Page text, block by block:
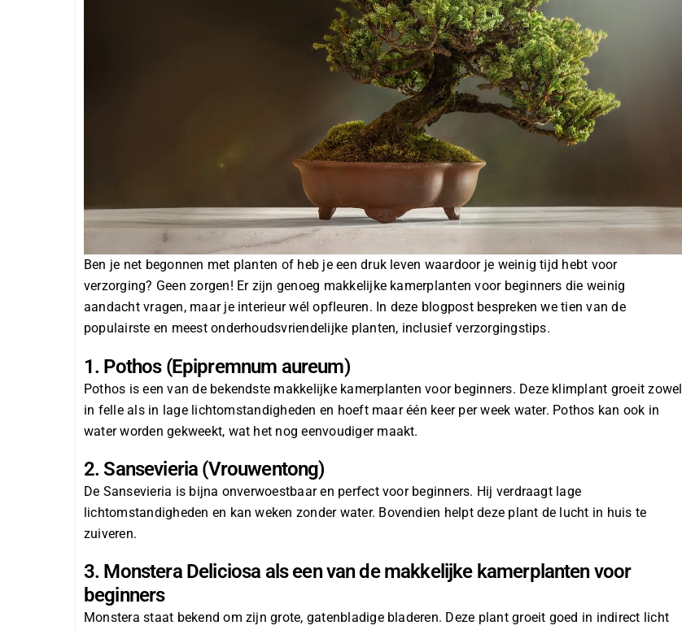
Ben je net begonnen met planten of heb je een druk leven waardoor je weinig tijd hebt voor
verzorging? Geen zorgen! Er zijn genoeg makkelijke kamerplanten voor beginners die weinig
aandacht vragen, maar je interieur wél opfleuren. In deze blogpost bespreken we tien van de
populairste en meest onderhoudsvriendelijke planten, inclusief verzorgingstips.
1. Pothos (Epipremnum aureum)
Pothos is een van de bekendste makkelijke kamerplanten voor beginners. Deze klimplant groeit zowel
in felle als in lage lichtomstandigheden en hoeft maar één keer per week water. Pothos kan ook in
water worden gekweekt, wat het nog eenvoudiger maakt.
2. Sansevieria (Vrouwentong)
De Sansevieria is bijna onverwoestbaar en perfect voor beginners. Hij verdraagt lage
lichtomstandigheden en kan weken zonder water. Bovendien helpt deze plant de lucht in huis te
zuiveren.
3. Monstera Deliciosa als een van de makkelijke kamerplanten voor
beginners
Monstera staat bekend om zijn grote, gatenbladige bladeren. Deze plant groeit goed in indirect licht